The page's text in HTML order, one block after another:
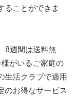
ることができま
8週間は送料無
がいるご家庭の
生活クラブで適用
のお得なサービス